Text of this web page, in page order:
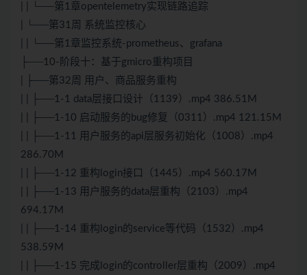
| | └──第1章opentelemetry实现链路追踪
| └──第31周 系统监控核心
| | └──第1章监控系统-prometheus、grafana
├──10-阶段十：基于gmicro重构项目
| ├──第32周 用户、商品服务重构
| | ├──1-1 data层接口设计（1139）.mp4 386.51M
| | ├──1-10 启动服务的bug修复（0311）.mp4 121.15M
| | ├──1-11 用户服务的api层服务初始化（1008）.mp4
286.70M
| | ├──1-12 重构login接口（1445）.mp4 560.17M
| | ├──1-13 用户服务的data层重构（2103）.mp4
694.17M
| | ├──1-14 重构login的service等代码（1532）.mp4
538.59M
| | ├──1-15 完成login的controller层重构（2009）.mp4